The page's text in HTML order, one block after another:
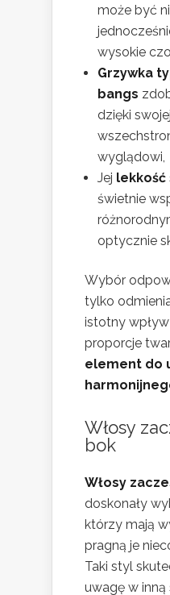
może być
wysokie
Grzywka
bangs
dzięki swojej
wyglądowi,
Jej lekkość
świetnie
optycznie
Wybór
tylko
istotny
proporcje
element do
Włosy
bok
Włosy
doskonały
którzy mają
pragną je
Taki styl
uwagę w inną